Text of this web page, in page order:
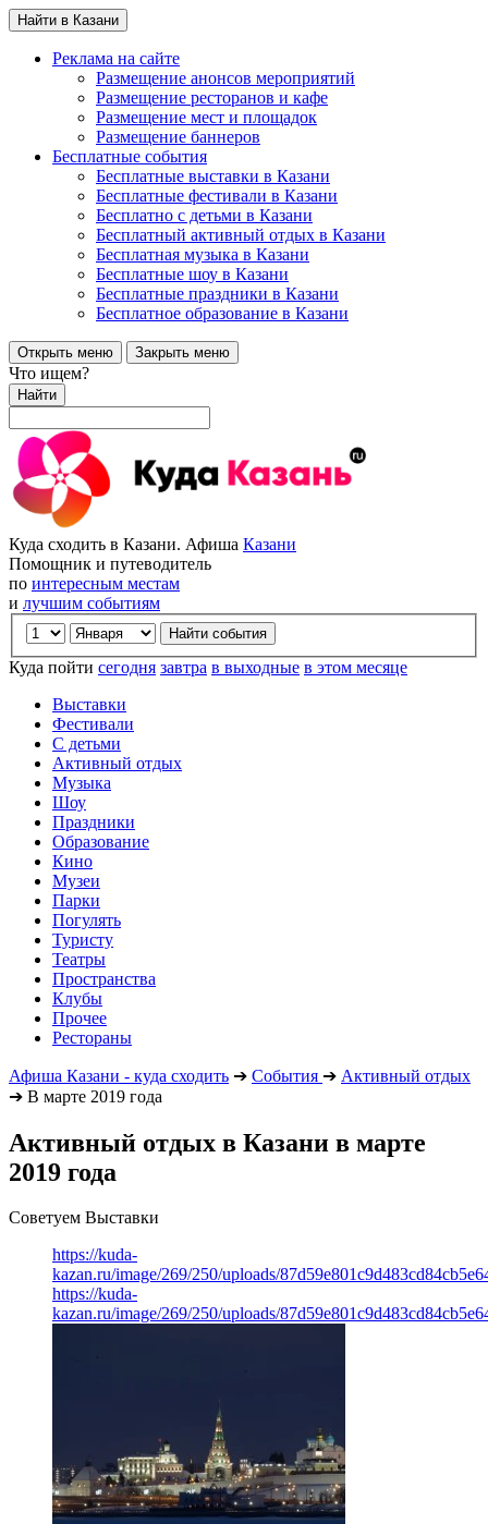
Найти в Казани
Реклама на сайте
Размещение анонсов мероприятий
Размещение ресторанов и кафе
Размещение мест и площадок
Размещение баннеров
Бесплатные события
Бесплатные выставки в Казани
Бесплатные фестивали в Казани
Бесплатно с детьми в Казани
Бесплатный активный отдых в Казани
Бесплатная музыка в Казани
Бесплатные шоу в Казани
Бесплатные праздники в Казани
Бесплатное образование в Казани
Открыть меню Закрыть меню
Что ищем?
Найти
Куда сходить в Казани. Афиша Казани
Помощник и путеводитель
по интересным местам
и лучшим событиям
Куда пойти сегодня завтра в выходные в этом месяце
Выставки
Фестивали
С детьми
Активный отдых
Музыка
Шоу
Праздники
Образование
Кино
Музеи
Парки
Погулять
Туристу
Театры
Пространства
Клубы
Прочее
Рестораны
Афиша Казани - куда сходить ➔ События ➔ Активный отдых
➔ В марте 2019 года
Активный отдых в Казани в марте
2019 года
Советуем Выставки
https://kuda-
kazan.ru/image/269/250/uploads/
https://kuda-
kazan.ru/image/269/250/uploads/